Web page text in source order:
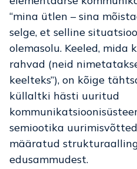
“mina ütlen – sina
selge, et selline
olemasolu. Keeled, mida
rahvad (neid
keelteks”), on kõige
küllaltki hästi uuritud
semiootika
määratud
edusammudest.